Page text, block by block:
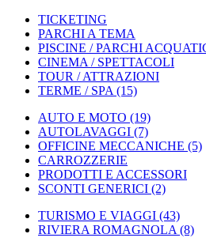
TICKETING
PARCHI A TEMA
PISCINE / PARCHI
CINEMA / SPETTACOLI
TOUR / ATTRAZIONI
TERME / SPA (15)
AUTO E MOTO (19)
AUTOLAVAGGI (7)
OFFICINE MECCANICHE (5)
CARROZZERIE
PRODOTTI E ACCESSORI
SCONTI GENERICI (2)
TURISMO E VIAGGI (43)
RIVIERA ROMAGNOLA (8)